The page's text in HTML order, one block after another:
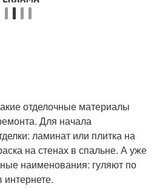
отделочные материалы
Для начала
ламинат или плитка на
на стенах в спальне. А уже
наименования: гуляют по